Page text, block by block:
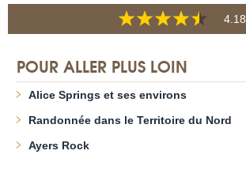
4.18
POUR ALLER PLUS LOIN
Alice Springs et ses environs
Randonnée dans le Territoire du Nord
Ayers Rock